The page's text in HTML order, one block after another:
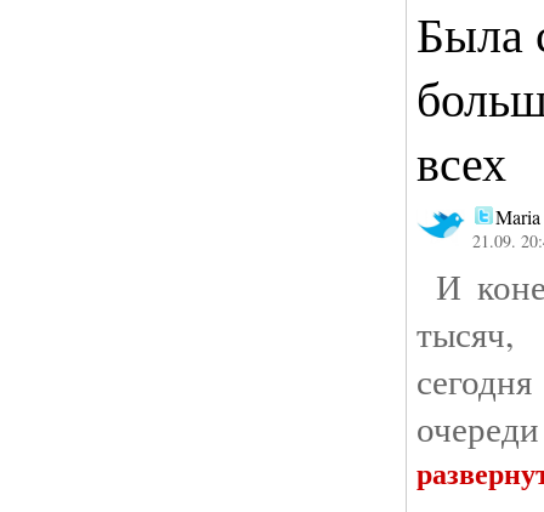
Была
всех
21.09.
И